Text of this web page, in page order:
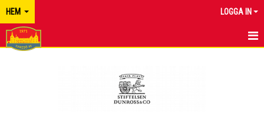
HEM LOGGA IN